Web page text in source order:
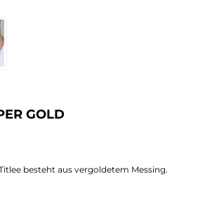
GOLD
besteht aus vergoldetem Messing.